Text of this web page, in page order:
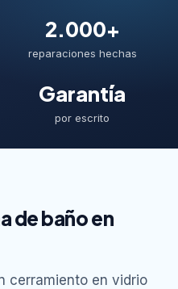
2.000+
reparaciones hechas
Garantía
por escrito
de baño en
cerramiento en vidrio